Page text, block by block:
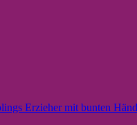
Erzieher mit bunten